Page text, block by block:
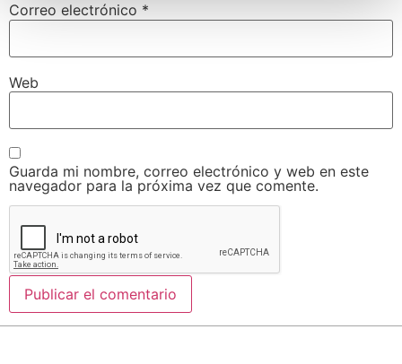
Correo electrónico *
Web
Guarda mi nombre, correo electrónico y web en este
navegador para la próxima vez que comente.